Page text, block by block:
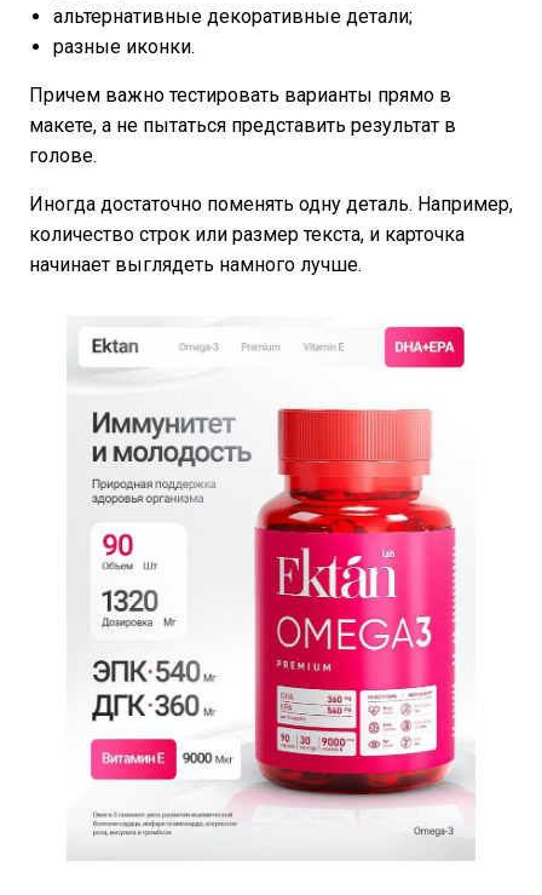
альтернативные декоративные детали;
разные иконки.
Причем важно тестировать варианты прямо в
макете, а не пытаться представить результат в
голове.
Иногда достаточно поменять одну деталь. Например,
количество строк или размер текста, и карточка
начинает выглядеть намного лучше.